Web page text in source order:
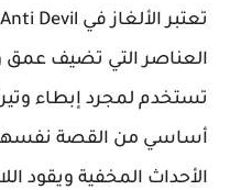
العناصر التي تضيف عمق
تستخدم لمجرد إبطاء
أساسي من القصة
الأحداث المخفية ويقود